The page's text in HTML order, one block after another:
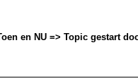
en NU => Topic gestart